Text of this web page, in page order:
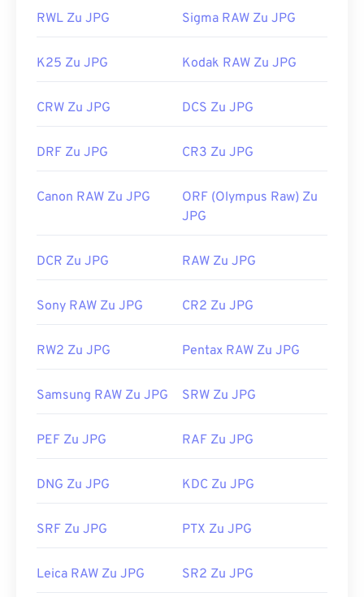
RWL Zu JPG Sigma RAW Zu JPG
K25 Zu JPG Kodak RAW Zu JPG
CRW Zu JPG DCS Zu JPG
DRF Zu JPG CR3 Zu JPG
Canon RAW Zu JPG
ORF (Olympus Raw) Zu
JPG
DCR Zu JPG RAW Zu JPG
Sony RAW Zu JPG CR2 Zu JPG
RW2 Zu JPG Pentax RAW Zu JPG
Samsung RAW Zu JPG SRW Zu JPG
PEF Zu JPG RAF Zu JPG
DNG Zu JPG KDC Zu JPG
SRF Zu JPG PTX Zu JPG
Leica RAW Zu JPG SR2 Zu JPG